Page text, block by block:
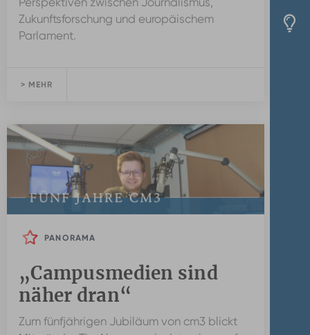
Zukunftsforschung und europäischem
Parlament.
> MEHR
PANORAMA
„Campusmedien sind
näher dran“
Zum fünfjährigen Jubiläum von cm3 blickt